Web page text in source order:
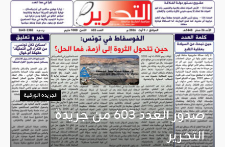
الجريدة الورقية
صدور العدد 603 من جريدة
التحرير